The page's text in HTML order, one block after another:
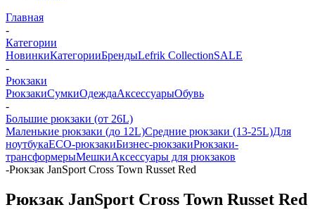
Главная
-
Категории
НовинкиКатегорииБрендыLefrik CollectionSALE
-
Рюкзаки
РюкзакиСумкиОдеждаАксессуарыОбувь
-
Большие рюкзаки (от 26L)
Маленькие рюкзаки (до 12L)Средние рюкзаки (13-25L)Для
ноутбукаECO-рюкзакиБизнес-рюкзакиРюкзаки-
трансформерыМешкиАксессуары для рюкзаков
-Рюкзак JanSport Cross Town Russet Red
Рюкзак JanSport Cross Town Russet Red